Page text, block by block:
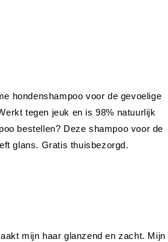
mijn haar glanzend en zacht. Mijn